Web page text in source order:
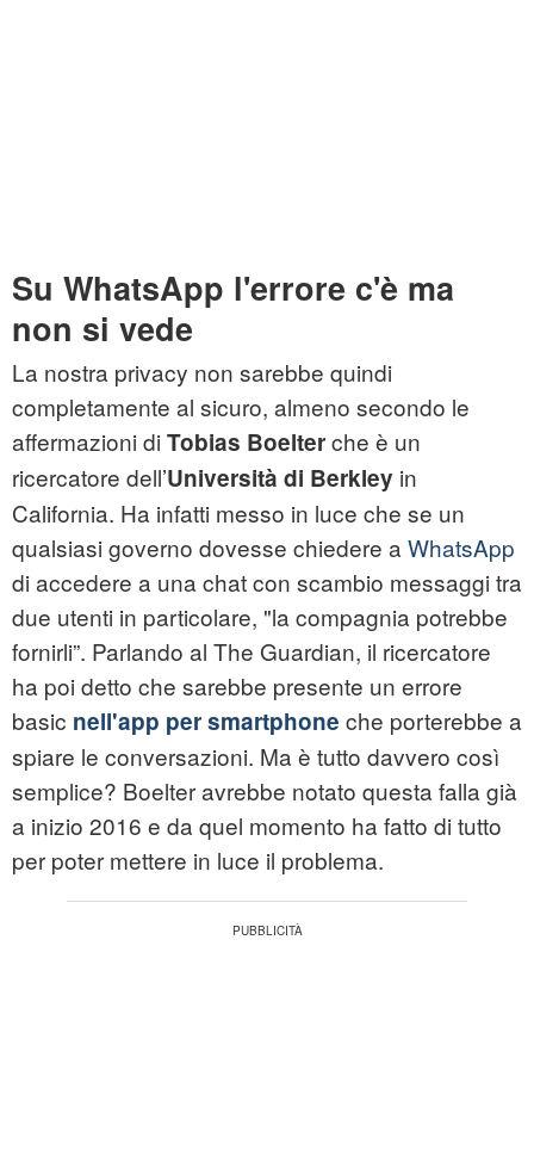
Su WhatsApp l'errore c'è ma
non si vede
La nostra privacy non sarebbe quindi
completamente al sicuro, almeno secondo le
affermazioni di Tobias Boelterche è un
ricercatore dell’Università di Berkley in
California. Ha infatti messo in luce che se un
qualsiasi governo dovesse chiedere a WhatsApp
di accedere a una chat con scambio messaggi tra
due utenti in particolare, "la compagnia potrebbe
fornirli”. Parlando al The Guardian, il ricercatore
ha poi detto che sarebbe presente un errore
basic nell'app per smartphone che porterebbe a
spiare le conversazioni. Ma è tutto davvero così
semplice? Boelter avrebbe notato questa falla già
a inizio 2016 e da quel momento ha fatto di tutto
per poter mettere in luce il problema.